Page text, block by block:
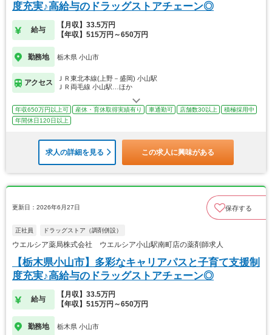
度充実♪高給与のドラッグストアチェーン◎
給与
【月収】33.5万円
【年収】515万円～650万円
勤務地 栃木県 小山市
アクセス
ＪＲ東北本線(上野－盛岡) 小山駅
ＪＲ両毛線 小山駅…ほか
年収650万円以上可 産休・育休取得実績有り 車通勤可 店舗数30以上
積極採用中
年間休日120日以上
求人の詳細を見る この求人に興味がある
更新日：2026年6月27日 保存する
正社員 ドラッグストア（調剤併設）
ウエルシア薬局株式会社 ウエルシア小山駅南町店の薬剤師求人
【栃木県小山市】多彩なキャリアパスと子育て支援制
度充実♪高給与のドラッグストアチェーン◎
給与
【月収】33.5万円
【年収】515万円～650万円
勤務地 栃木県 小山市